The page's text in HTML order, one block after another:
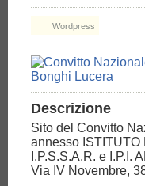
Wordpress
Descrizione
Sito del Convitto
annesso ISTITUTO
I.P.S.S.A.R. e I.P.I.
Via IV Novembre,